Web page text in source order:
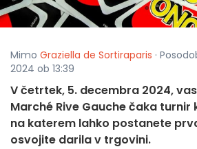
Mimo Graziella de Sortiraparis ·
2024 ob 13:39
V četrtek, 5. decembra 2024,
Marché Rive Gauche čaka turnir
na katerem lahko postanete
osvojite darila v trgovini.